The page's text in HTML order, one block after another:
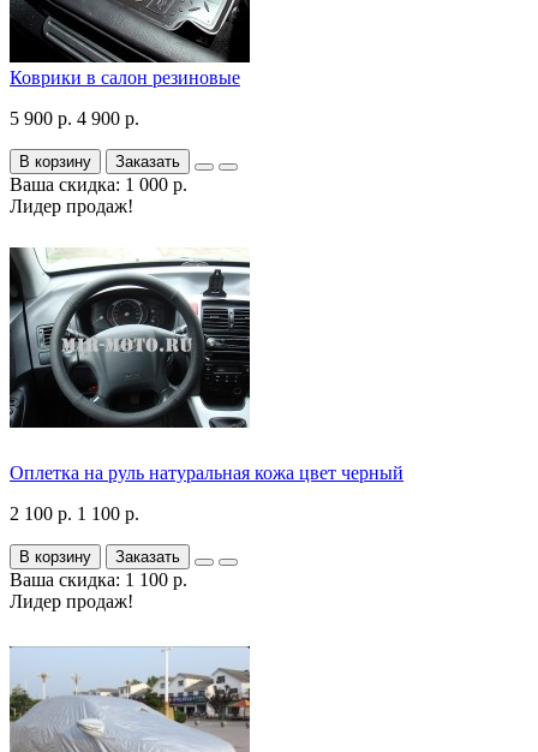
Коврики в салон резиновые
5 900 р. 4 900 р.
В корзину Заказать
Ваша скидка: 1 000 р.
Лидер продаж!
Оплетка на руль натуральная кожа цвет черный
2 100 р. 1 100 р.
В корзину Заказать
Ваша скидка: 1 100 р.
Лидер продаж!